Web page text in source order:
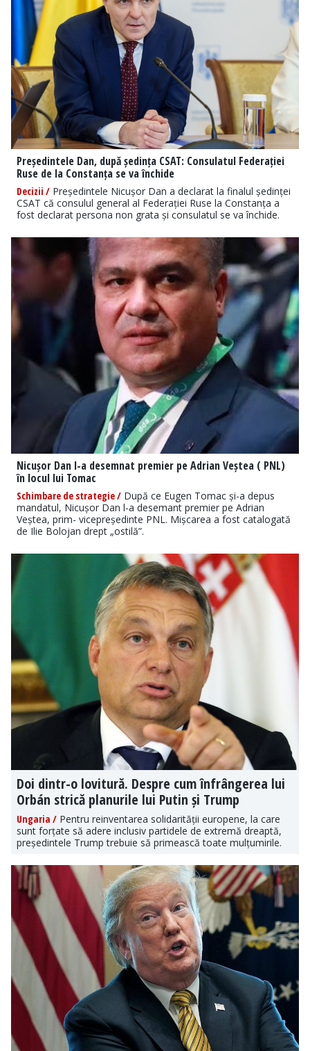
Președintele Dan, după ședința CSAT: Consulatul Federației
Ruse de la Constanța se va închide
Decizii / Președintele Nicușor Dan a declarat la finalul ședinței
CSAT că consulul general al Federației Ruse la Constanța a
fost declarat persona non grata și consulatul se va închide.
Nicușor Dan l-a desemnat premier pe Adrian Veștea ( PNL)
în locul lui Tomac
Schimbare de strategie / După ce Eugen Tomac și-a depus
mandatul, Nicușor Dan l-a desemant premier pe Adrian
Veștea, prim- vicepreședinte PNL. Mișcarea a fost catalogată
de Ilie Bolojan drept „ostilă”.
Doi dintr-o lovitură. Despre cum înfrângerea lui
Orbán strică planurile lui Putin și Trump
Ungaria / Pentru reinventarea solidarității europene, la care
sunt forțate să adere inclusiv partidele de extremă dreaptă,
președintele Trump trebuie să primească toate mulțumirile.